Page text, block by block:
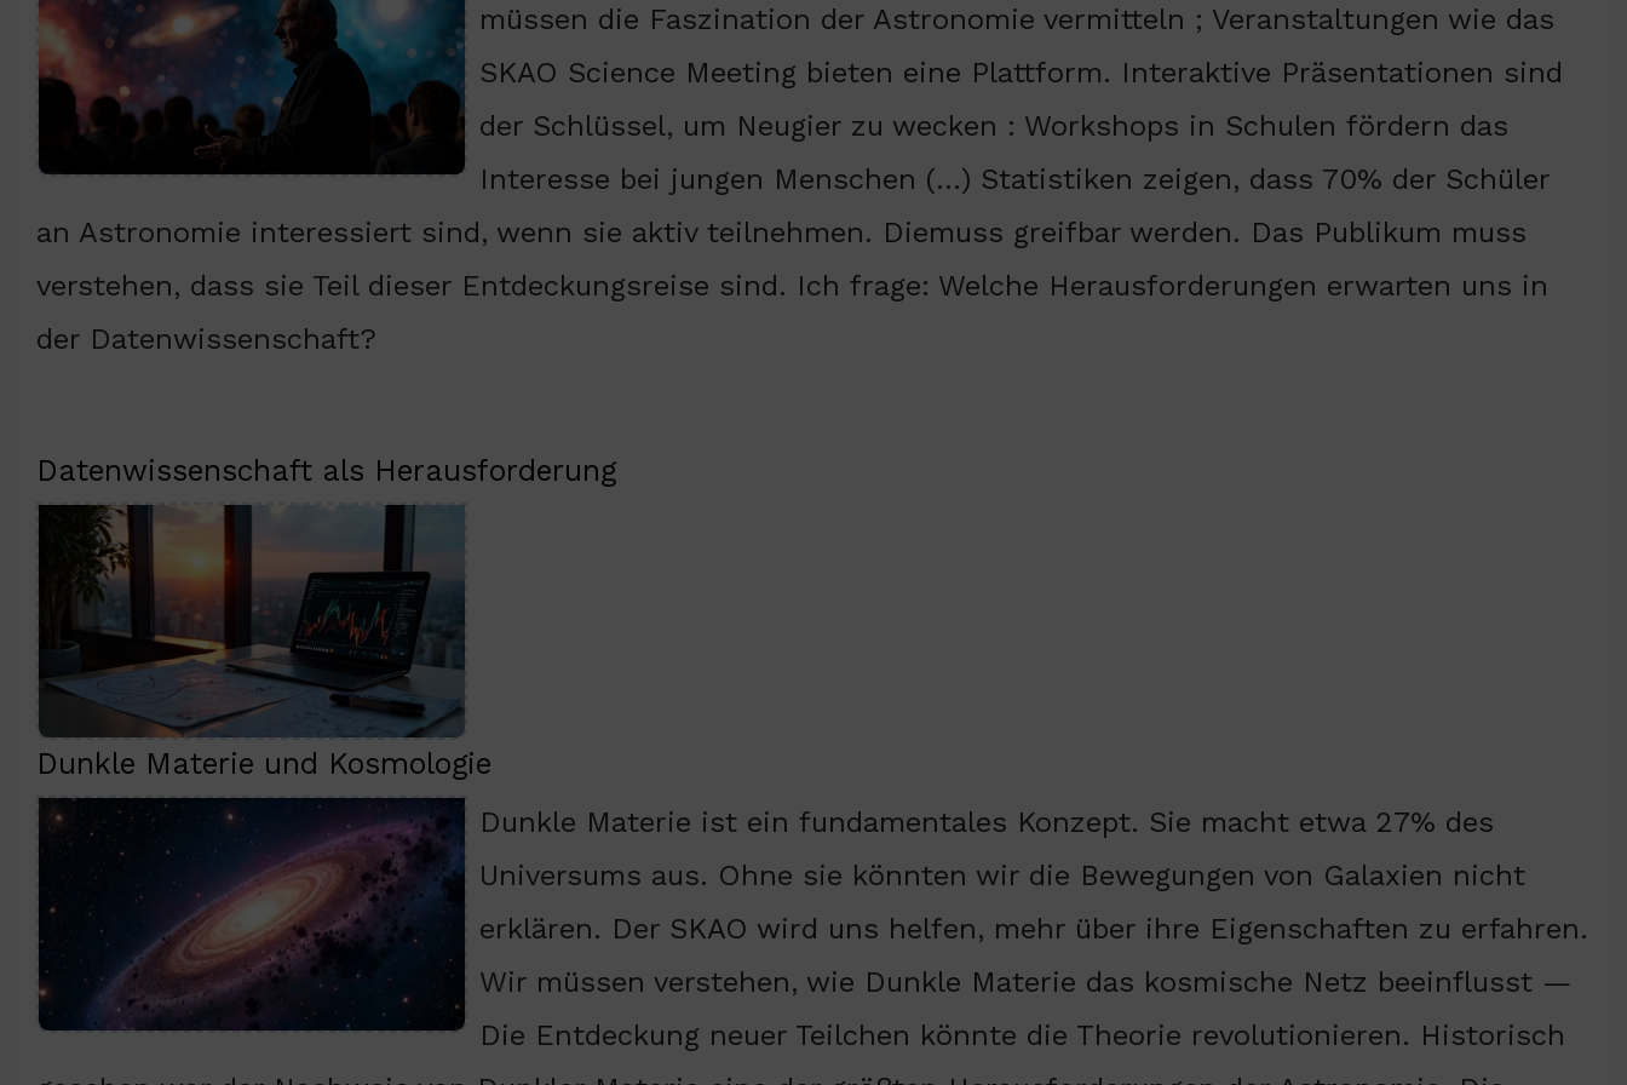
müssen die Faszination der Astronomie vermitteln ; Veranstaltungen wie das
SKAO Science Meeting bieten eine Plattform. Interaktive Präsentationen sind
der Schlüssel, um Neugier zu wecken : Workshops in Schulen fördern das
Interesse bei jungen Menschen (…) Statistiken zeigen, dass 70% der Schüler
an Astronomie interessiert sind, wenn sie aktiv teilnehmen. Diemuss greifbar werden. Das Publikum muss
verstehen, dass sie Teil dieser Entdeckungsreise sind. Ich frage: Welche Herausforderungen erwarten uns in
der Datenwissenschaft?
Datenwissenschaft als Herausforderung
Dunkle Materie und Kosmologie
Dunkle Materie ist ein fundamentales Konzept. Sie macht etwa 27% des
Universums aus. Ohne sie könnten wir die Bewegungen von Galaxien nicht
erklären. Der SKAO wird uns helfen, mehr über ihre Eigenschaften zu erfahren.
Wir müssen verstehen, wie Dunkle Materie das kosmische Netz beeinflusst —
Die Entdeckung neuer Teilchen könnte die Theorie revolutionieren. Historisch